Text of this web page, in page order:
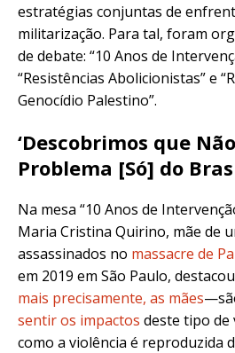
estratégias conjuntas de
militarização. Para tal, foram
de debate: “10 Anos de
“Resistências Abolicionistas” e
Genocídio Palestino”.
‘Descobrimos que
Problema [Só] do
Na mesa “10 Anos de
Maria Cristina Quirino, mãe de
assassinados no massacre de
em 2019 em São Paulo,
mais precisamente, as mães
sentir os impactos deste tipo de
como a violência é reproduzida